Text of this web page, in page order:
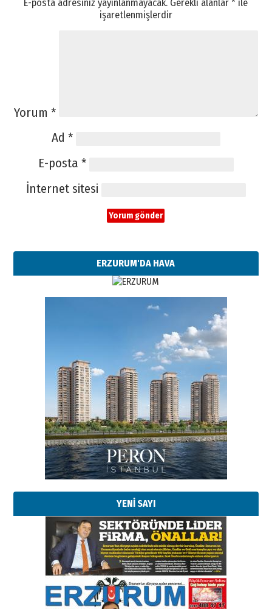
işaretlenmişlerdir
Yorum *
Ad *
E-posta *
İnternet sitesi
ERZURUM'DA HAVA
YENİ SAYI
Esat BİNDESEN
Başkan Sekmen’den Erzurum’a
bir vizyon proje daha!
02 Ağustos 2026 Pazar
Kadir SABUNCUOĞLU
Erzurumspor’un köşe taşları
29 Haziran 2026 Pazartesi
Kenan GÜLERCİ
Murat Şahsuvaroğlu ERKON’da
çıtayı yukarı taşırken,
yönetimdekiler aşağı
çekmemeli!
17 Şubat 2026 SalıOrhan BOZKURT
Bir fotoğraf, bir şehir, bir
gazeteci… Dizginler kimin
elinde?